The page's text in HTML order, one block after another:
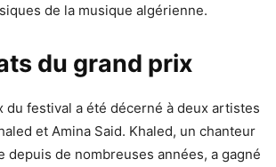
de la musique algérienne.
du grand prix
du festival a été décerné à deux artistes
et Amina Said. Khaled, un chanteur
depuis de nombreuses années, a gagné